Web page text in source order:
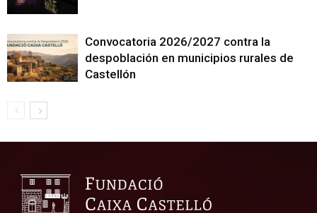
Convocatoria 2026/2027 contra la
despoblación en municipios rurales de
Castellón